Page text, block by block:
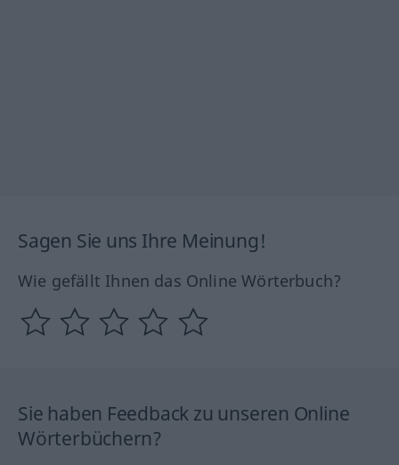
Sagen Sie uns Ihre Meinung!
Wie gefällt Ihnen das Online Wörterbuch?
Sie haben Feedback zu unseren Online
Wörterbüchern?